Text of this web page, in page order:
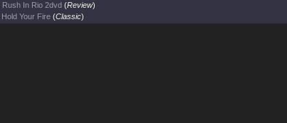
Rush In Rio 2dvd (Review)
Hold Your Fire (Classic)